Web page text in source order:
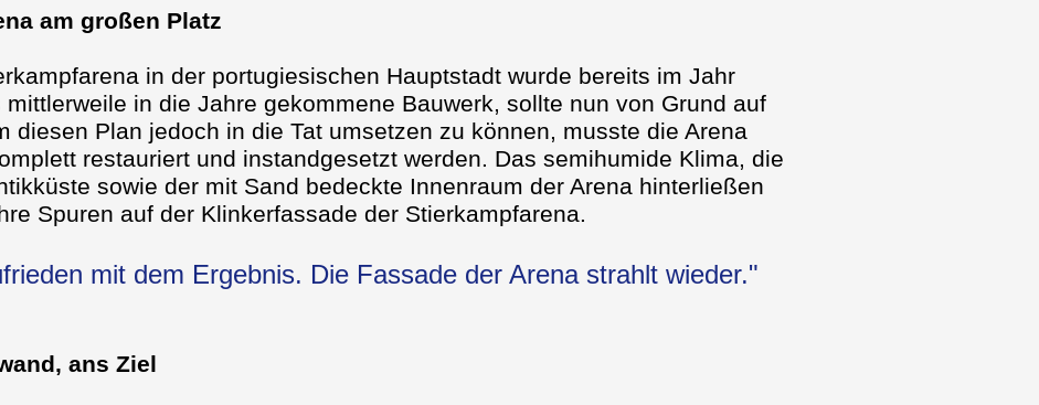
am großen Platz
in der portugiesischen Hauptstadt wurde bereits im Jahr
in die Jahre gekommene Bauwerk, sollte nun von Grund auf
diesen Plan jedoch in die Tat umsetzen zu können, musste die Arena
restauriert und instandgesetzt werden. Das semihumide Klima, die
sowie der mit Sand bedeckte Innenraum der Arena hinterließen
Spuren auf der Klinkerfassade der Stierkampfarena.
mit dem Ergebnis. Die Fassade der Arena strahlt wieder."
ans Ziel